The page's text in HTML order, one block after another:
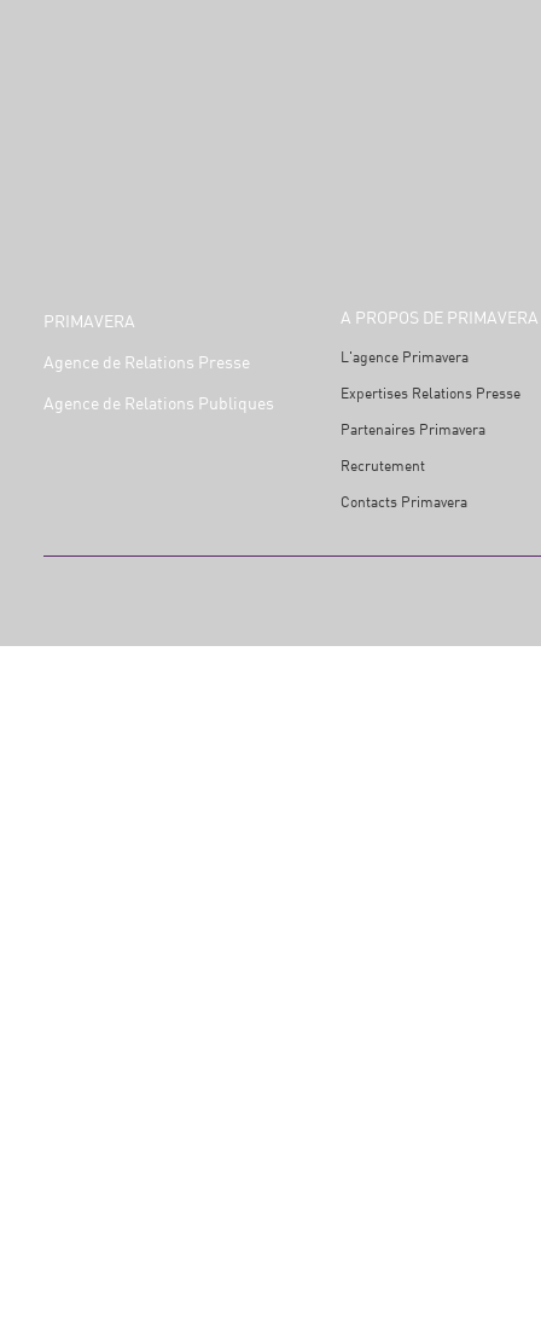
PRIMAVERA
Agence de Relations Presse
Agence de Relations Publiques
A PROPOS DE PRIMAVERA
L'agence Primavera
Expertises Relations Presse
Partenaires Primavera
Recrutement
Contacts Primavera